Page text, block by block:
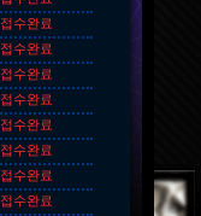
접수완료
접수완료
접수완료
접수완료
접수완료
접수완료
접수완료
접수완료